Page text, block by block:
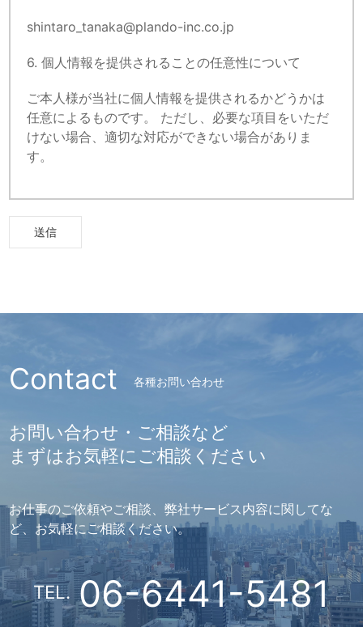
shintaro_tanaka@plando-inc.co.jp
6. 個人情報を提供されることの任意性について
ご本人様が当社に個人情報を提供されるかどうかは
任意によるものです。 ただし、必要な項目をいただ
けない場合、適切な対応ができない場合がありま
す。
Contact 各種お問い合わせ
お問い合わせ・ご相談など
まずはお気軽にご相談ください
お仕事のご依頼やご相談、弊社サービス内容に関してな
ど、お気軽にご相談ください。
TEL. 06-6441-5481